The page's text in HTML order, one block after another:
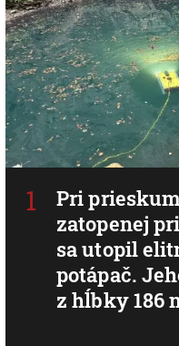
Pri
zatopenej
sa utopil
potápač.
z hĺbky 186